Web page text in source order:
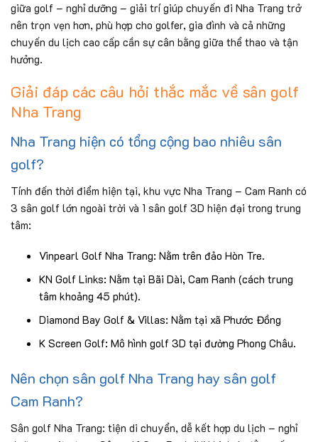
giữa golf – nghỉ dưỡng – giải trí giúp chuyến đi Nha Trang trở
nên trọn vẹn hơn, phù hợp cho golfer, gia đình và cả những
chuyến du lịch cao cấp cần sự cân bằng giữa thể thao và tận
hưởng.
Giải đáp các câu hỏi thắc mắc về sân golf
Nha Trang
Nha Trang hiện có tổng cộng bao nhiêu sân
golf?
Tính đến thời điểm hiện tại, khu vực Nha Trang – Cam Ranh có
3 sân golf lớn ngoài trời và 1 sân golf 3D hiện đại trong trung
tâm:
Vinpearl Golf Nha Trang: Nằm trên đảo Hòn Tre.
KN Golf Links: Nằm tại Bãi Dài, Cam Ranh (cách trung
tâm khoảng 45 phút).
Diamond Bay Golf & Villas: Nằm tại xã Phước Đồng
K Screen Golf: Mô hình golf 3D tại đường Phong Châu.
Nên chọn sân golf Nha Trang hay sân golf
Cam Ranh?
Sân golf Nha Trang: tiện di chuyển, dễ kết hợp du lịch – nghỉ